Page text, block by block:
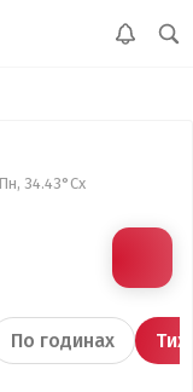
34.43°Сх
По годинах